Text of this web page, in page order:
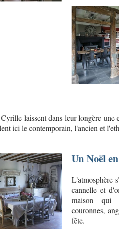
laissent dans leur longère une
ici le contemporain, l'ancien et
Un Noël
L'atmosphère
cannelle et
maison qui
couronnes,
fête.